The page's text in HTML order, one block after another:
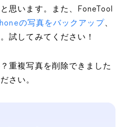
思います。また、FoneTool
の写真をバックアップ 、
試してみてください！
重複写真を削除できました
さい。